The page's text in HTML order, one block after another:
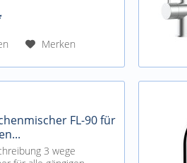
für gefiltertes
Merken
FL-90 für
3 wege